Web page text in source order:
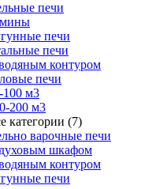
печи
печи
печи
контуром
печи
100 м3
200 м3
категории (7)
варочные печи
шкафом
контуром
печи